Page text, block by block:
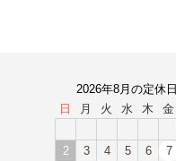
2026年8月の定休日
日
月 火 水 木 金
2
3 4 5 6 7